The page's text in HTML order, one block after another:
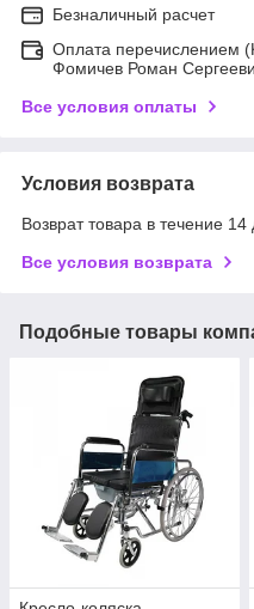
Безналичный расчет
Оплата перечислением
Фомичев Роман
Все условия оплаты
Условия возврата
Возврат товара в течение
Все условия возврата
Подобные товары